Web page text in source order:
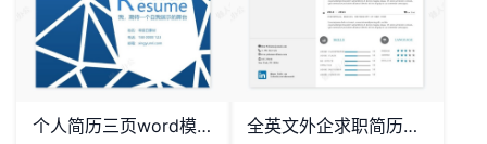
个人简历三页word模板封面自荐信(13) 全英文外企求职简历word简历模板(6)